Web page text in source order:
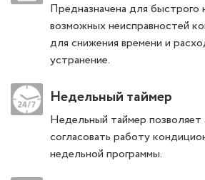
Предназначена для быстрого
возможных неисправностей
для снижения времени и
устранение.
Недельный таймер
Недельный таймер позволяет
согласовать работу
недельной программы.